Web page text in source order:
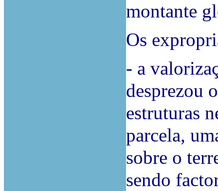
montante
Os
- a
desprezou
estruturas
parcela,
sobre o
sendo